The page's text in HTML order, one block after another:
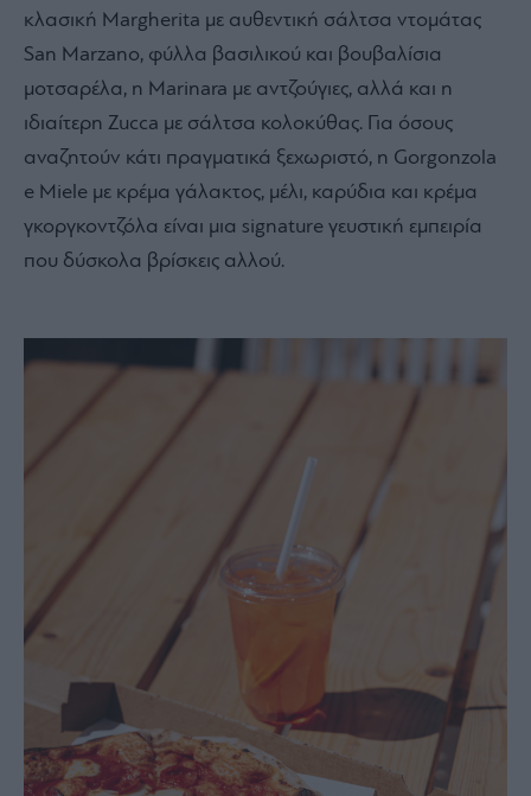
κλασική Margherita με αυθεντική σάλτσα ντομάτας
San Marzano, φύλλα βασιλικού και βουβαλίσια
μοτσαρέλα, η Marinara με αντζούγιες, αλλά και η
ιδιαίτερη Zucca με σάλτσα κολοκύθας. Για όσους
αναζητούν κάτι πραγματικά ξεχωριστό, η Gorgonzola
e Miele με κρέμα γάλακτος, μέλι, καρύδια και κρέμα
γκοργκοντζόλα είναι μια signature γευστική εμπειρία
που δύσκολα βρίσκεις αλλού.